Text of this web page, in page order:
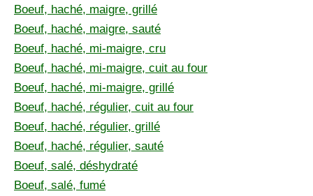
Boeuf, haché, maigre, grillé
Boeuf, haché, maigre, sauté
Boeuf, haché, mi-maigre, cru
Boeuf, haché, mi-maigre, cuit au four
Boeuf, haché, mi-maigre, grillé
Boeuf, haché, régulier, cuit au four
Boeuf, haché, régulier, grillé
Boeuf, haché, régulier, sauté
Boeuf, salé, déshydraté
Boeuf, salé, fumé